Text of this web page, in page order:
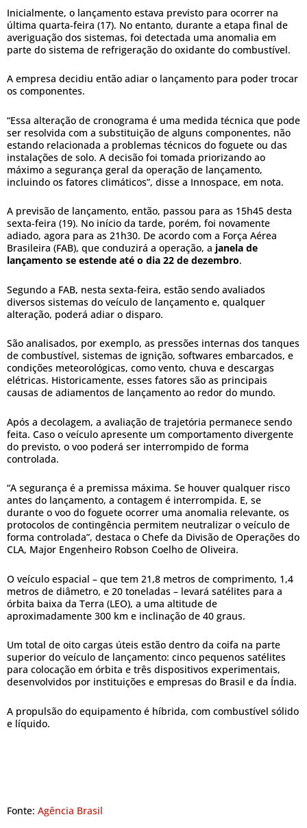
Inicialmente, o lançamento estava previsto para ocorrer na
última quarta-feira (17). No entanto, durante a etapa final de
averiguação dos sistemas, foi detectada uma anomalia em
parte do sistema de refrigeração do oxidante do combustível.
A empresa decidiu então adiar o lançamento para poder trocar
os componentes.
“Essa alteração de cronograma é uma medida técnica que pode
ser resolvida com a substituição de alguns componentes, não
estando relacionada a problemas técnicos do foguete ou das
instalações de solo. A decisão foi tomada priorizando ao
máximo a segurança geral da operação de lançamento,
incluindo os fatores climáticos”, disse a Innospace, em nota.
A previsão de lançamento, então, passou para as 15h45 desta
sexta-feira (19). No início da tarde, porém, foi novamente
adiado, agora para as 21h30. De acordo com a Força Aérea
Brasileira (FAB), que conduzirá a operação, a janela de
lançamento se estende até o dia 22 de dezembro.
Segundo a FAB, nesta sexta-feira, estão sendo avaliados
diversos sistemas do veículo de lançamento e, qualquer
alteração, poderá adiar o disparo.
São analisados, por exemplo, as pressões internas dos tanques
de combustível, sistemas de ignição, softwares embarcados, e
condições meteorológicas, como vento, chuva e descargas
elétricas. Historicamente, esses fatores são as principais
causas de adiamentos de lançamento ao redor do mundo.
Após a decolagem, a avaliação de trajetória permanece sendo
feita. Caso o veículo apresente um comportamento divergente
do previsto, o voo poderá ser interrompido de forma
controlada.
“A segurança é a premissa máxima. Se houver qualquer risco
antes do lançamento, a contagem é interrompida. E, se
durante o voo do foguete ocorrer uma anomalia relevante, os
protocolos de contingência permitem neutralizar o veículo de
forma controlada”, destaca o Chefe da Divisão de Operações do
CLA, Major Engenheiro Robson Coelho de Oliveira.
O veículo espacial – que tem 21,8 metros de comprimento, 1,4
metros de diâmetro, e 20 toneladas – levará satélites para a
órbita baixa da Terra (LEO), a uma altitude de
aproximadamente 300 km e inclinação de 40 graus.
Um total de oito cargas úteis estão dentro da coifa na parte
superior do veículo de lançamento: cinco pequenos satélites
para colocação em órbita e três dispositivos experimentais,
desenvolvidos por instituições e empresas do Brasil e da Índia.
A propulsão do equipamento é híbrida, com combustível sólido
e líquido.
Fonte: Agência Brasil